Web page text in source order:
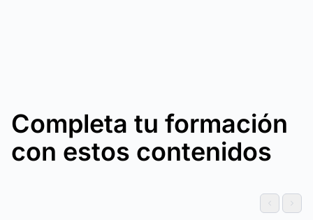
Completa tu formación
con estos contenidos